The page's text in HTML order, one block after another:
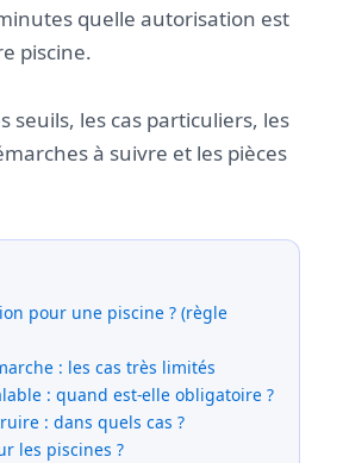
quelle autorisation est
piscine.
seuils, les cas particuliers, les
à suivre et les pièces
pour une piscine ? (règle
: les cas très limités
: quand est-elle obligatoire ?
: dans quels cas ?
les piscines ?